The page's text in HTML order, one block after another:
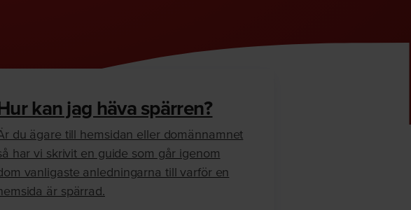
kan jag häva spärren?
du ägare till hemsidan eller domännamnet
har vi skrivit en guide som går igenom
vanligaste anledningarna till varför en
är spärrad.